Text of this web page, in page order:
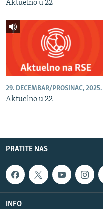
Aktuelno u 22
29. DECEMBAR/PROSINAC, 2025.
Aktuelno u 22
PRATITE NAS
INFO